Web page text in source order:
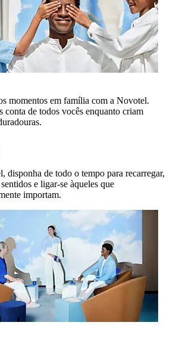
momentos em família com a Novotel.
conta de todos vocês enquanto criam
disponha de todo o tempo para recarregar,
e ligar-se àqueles que
importam.